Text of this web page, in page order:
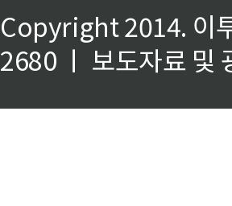
Copyright 2014. 이
2680 ㅣ 보도자료